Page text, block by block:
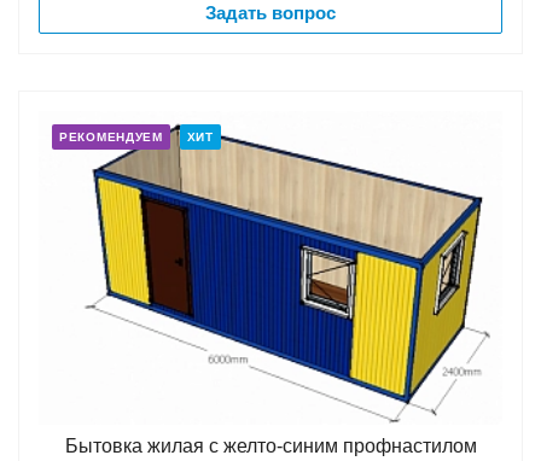
Задать вопрос
РЕКОМЕНДУЕМ ХИТ
Бытовка жилая с желто-синим профнастилом